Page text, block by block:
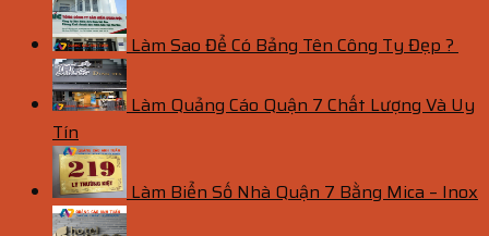
Làm Sao Để Có Bảng Tên Công Ty Đẹp ?
Làm Quảng Cáo Quận 7 Chất Lượng Và Uy
Tín
Làm Biển Số Nhà Quận 7 Bằng Mica – Inox